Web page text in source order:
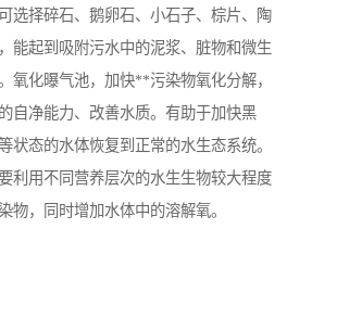
选择碎石、鹅卵石、小石子、棕片、陶
能起到吸附污水中的泥浆、脏物和微生
氧化曝气池，加快**污染物氧化分解，
自净能力、改善水质。有助于加快黑
状态的水体恢复到正常的水生态系统。
利用不同营养层次的水生生物较大程度
物，同时增加水体中的溶解氧。
备 医疗污水处理设备
化设备 纺织印染废水